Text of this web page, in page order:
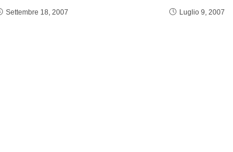
Settembre 18, 2007 Luglio 9, 2007